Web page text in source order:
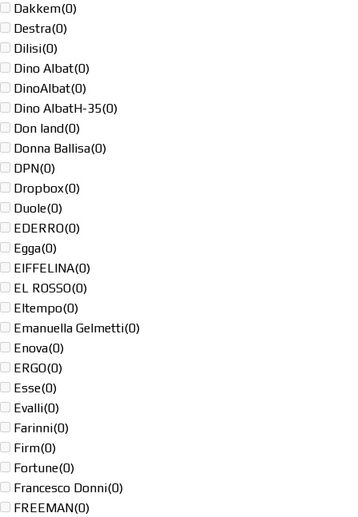
Dakkem(0)
Destra(0)
Dilisi(0)
Dino Albat(0)
DinoAlbat(0)
Dino AlbatH-35(0)
Don land(0)
Donna Ballisa(0)
DPN(0)
Dropbox(0)
Duole(0)
EDERRO(0)
Egga(0)
EIFFELINA(0)
EL ROSSO(0)
Eltempo(0)
Emanuella Gelmetti(0)
Enova(0)
ERGO(0)
Esse(0)
Evalli(0)
Farinni(0)
Firm(0)
Fortune(0)
Francesco Donni(0)
FREEMAN(0)